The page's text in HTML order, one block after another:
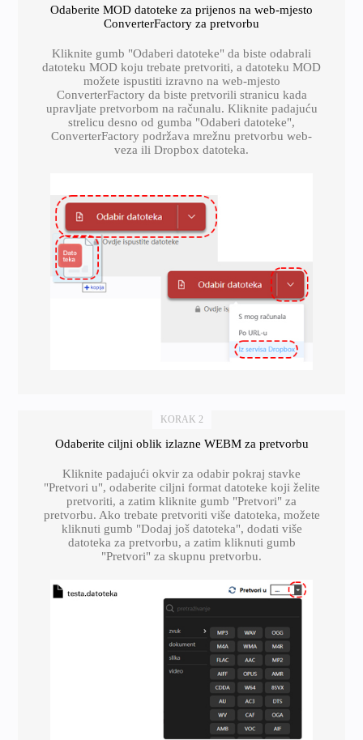
Odaberite MOD datoteke za prijenos na web-mjesto
ConverterFactory za pretvorbu
Kliknite gumb "Odaberi datoteke" da biste odabrali
datoteku MOD koju trebate pretvoriti, a datoteku MOD
možete ispustiti izravno na web-mjesto
ConverterFactory da biste pretvorili stranicu kada
upravljate pretvorbom na računalu. Kliknite padajuću
strelicu desno od gumba "Odaberi datoteke",
ConverterFactory podržava mrežnu pretvorbu web-
veza ili Dropbox datoteka.
KORAK 2
Odaberite ciljni oblik izlazne WEBM za pretvorbu
Kliknite padajući okvir za odabir pokraj stavke
"Pretvori u", odaberite ciljni format datoteke koji želite
pretvoriti, a zatim kliknite gumb "Pretvori" za
pretvorbu. Ako trebate pretvoriti više datoteka, možete
kliknuti gumb "Dodaj još datoteka", dodati više
datoteka za pretvorbu, a zatim kliknuti gumb
"Pretvori" za skupnu pretvorbu.